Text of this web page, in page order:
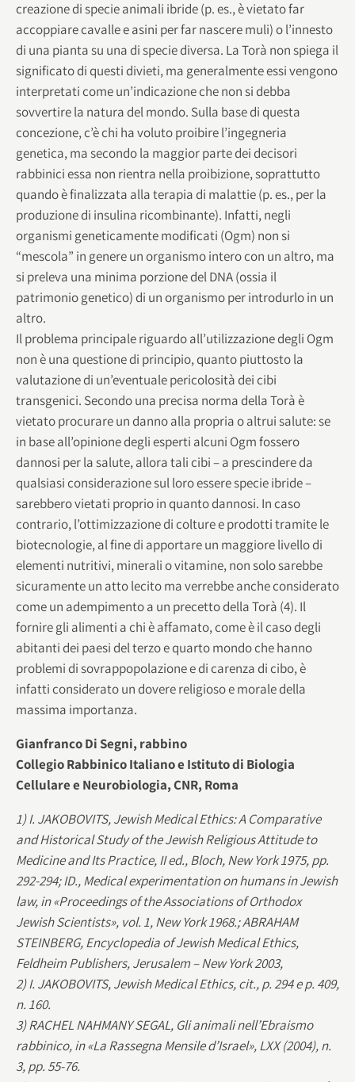
creazione di specie animali ibride (p. es., è vietato far
accoppiare cavalle e asini per far nascere muli) o l’innesto
di una pianta su una di specie diversa. La Torà non spiega il
significato di questi divieti, ma generalmente essi vengono
interpretati come un’indicazione che non si debba
sovvertire la natura del mondo. Sulla base di questa
concezione, c’è chi ha voluto proibire l’ingegneria
genetica, ma secondo la maggior parte dei decisori
rabbinici essa non rientra nella proibizione, soprattutto
quando è finalizzata alla terapia di malattie (p. es., per la
produzione di insulina ricombinante). Infatti, negli
organismi geneticamente modificati (Ogm) non si
“mescola” in genere un organismo intero con un altro, ma
si preleva una minima porzione del DNA (ossia il
patrimonio genetico) di un organismo per introdurlo in un
altro.
Il problema principale riguardo all’utilizzazione degli Ogm
non è una questione di principio, quanto piuttosto la
valutazione di un’eventuale pericolosità dei cibi
transgenici. Secondo una precisa norma della Torà è
vietato procurare un danno alla propria o altrui salute: se
in base all’opinione degli esperti alcuni Ogm fossero
dannosi per la salute, allora tali cibi – a prescindere da
qualsiasi considerazione sul loro essere specie ibride –
sarebbero vietati proprio in quanto dannosi. In caso
contrario, l’ottimizzazione di colture e prodotti tramite le
biotecnologie, al fine di apportare un maggiore livello di
elementi nutritivi, minerali o vitamine, non solo sarebbe
sicuramente un atto lecito ma verrebbe anche considerato
come un adempimento a un precetto della Torà (4). Il
fornire gli alimenti a chi è affamato, come è il caso degli
abitanti dei paesi del terzo e quarto mondo che hanno
problemi di sovrappopolazione e di carenza di cibo, è
infatti considerato un dovere religioso e morale della
massima importanza.
Gianfranco Di Segni, rabbino
Collegio Rabbinico Italiano e Istituto di Biologia
Cellulare e Neurobiologia, CNR, Roma
1) I. JAKOBOVITS, Jewish Medical Ethics: A Comparative
and Historical Study of the Jewish Religious Attitude to
Medicine and Its Practice, II ed., Bloch, New York 1975, pp.
292-294; ID., Medical experimentation on humans in Jewish
law, in «Proceedings of the Associations of Orthodox
Jewish Scientists», vol. 1, New York 1968.; ABRAHAM
STEINBERG, Encyclopedia of Jewish Medical Ethics,
Feldheim Publishers, Jerusalem – New York 2003,
2) I. JAKOBOVITS, Jewish Medical Ethics, cit., p. 294 e p. 409,
n. 160.
3) RACHEL NAHMANY SEGAL, Gli animali nell’Ebraismo
rabbinico, in «La Rassegna Mensile d’Israel», LXX (2004), n.
3, pp. 55-76.